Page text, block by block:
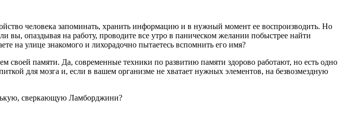
человека запоминать, хранить информацию и в нужный момент ее воспроизводить. Но
вы, опаздывая на работу, проводите все утро в паническом желании побыстрее найти
на улице знакомого и лихорадочно пытаетесь вспомнить его имя?
своей памяти. Да, современные техники по развитию памяти здорово работают, но есть одно
для мозга и, если в вашем организме не хватает нужных элементов, на безвозмездную
сверкающую Ламборджини?